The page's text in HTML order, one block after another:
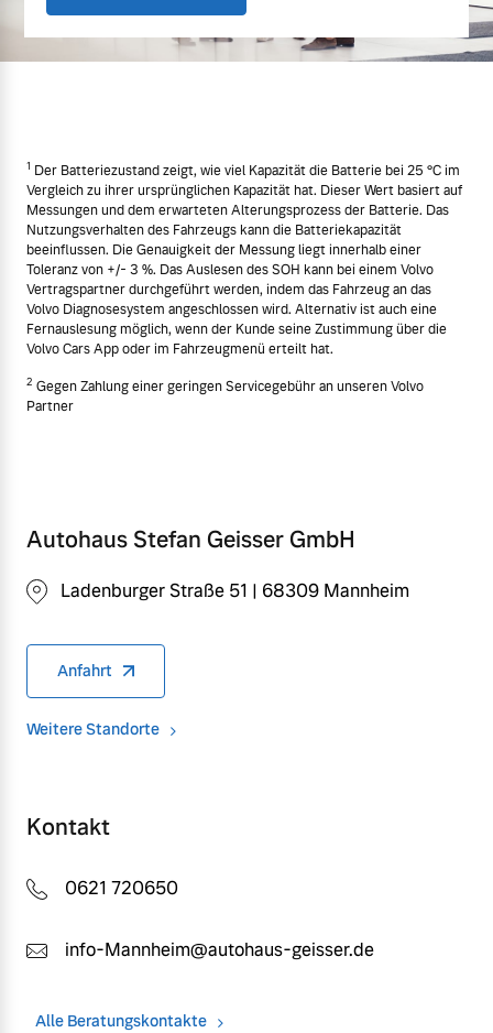
1 Der Batteriezustand zeigt, wie viel Kapazität die Batterie bei 25 °C im
Vergleich zu ihrer ursprünglichen Kapazität hat. Dieser Wert basiert auf
Messungen und dem erwarteten Alterungsprozess der Batterie. Das
Nutzungsverhalten des Fahrzeugs kann die Batteriekapazität
beeinflussen. Die Genauigkeit der Messung liegt innerhalb einer
Toleranz von +/- 3 %. Das Auslesen des SOH kann bei einem Volvo
Vertragspartner durchgeführt werden, indem das Fahrzeug an das
Volvo Diagnosesystem angeschlossen wird. Alternativ ist auch eine
Fernauslesung möglich, wenn der Kunde seine Zustimmung über die
Volvo Cars App oder im Fahrzeugmenü erteilt hat.
2 Gegen Zahlung einer geringen Servicegebühr an unseren Volvo
Partner
Autohaus Stefan Geisser GmbH
Ladenburger Straße 51 | 68309 Mannheim
Anfahrt
Weitere Standorte
Kontakt
0621 720650
info-Mannheim@autohaus-geisser.de
Alle Beratungskontakte